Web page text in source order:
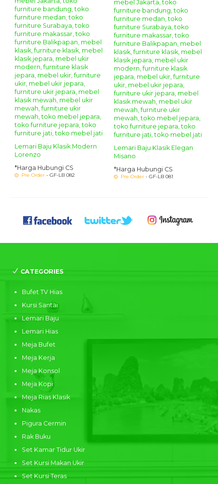
Lemari Baju Klasik Modern
Lorenzo
*Harga Hubungi CS
Pre Order - GF-LB 082
Lemari Baju Klasik Elegan
Misano
*Harga Hubungi CS
Pre Order - GF-LB 081
CATEGORIES
Bufet TV Hias
Kursi Santai
Lemari Baju
Lemari Hias
Meja Bufet
Meja Kerja
Meja Konsol
Meja Kopi
Meja Rias Klasik
Nakas
Pigura Cermin
Rak Buku
Set Kamar Tidur Ukir
Set Kursi Makan Ukir
Set Kursi Teras